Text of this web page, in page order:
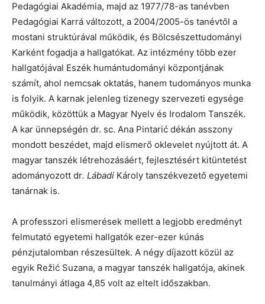
Pedagógiai Akadémia, majd az 1977/78-as tanévben
Pedagógiai Karrá változott, a 2004/2005-ös tanévtől a
mostani struktúrával működik, és Bölcsészettudományi
Karként fogadja a hallgatókat. Az intézmény több ezer
hallgatójával Eszék humántudományi központjának
számít, ahol nemcsak oktatás, hanem tudományos munka
is folyik. A karnak jelenleg tizenegy szervezeti egysége
működik, közöttük a Magyar Nyelv és Irodalom Tanszék.
A kar ünnepségén dr. sc. Ana Pintarić dékán asszony
mondott beszédet, majd elismerő oklevelet nyújtott át. A
magyar tanszék létrehozásáért, fejlesztésért kitüntetést
adományozott dr. Lábadi Károly tanszékvezető egyetemi
tanárnak is.
A professzori elismerések mellett a legjobb eredményt
felmutató egyetemi hallgatók ezer-ezer kúnás
pénzjutalomban részesültek. A négy díjazott közül az
egyik Režić Suzana, a magyar tanszék hallgatója, akinek
tanulmányi átlaga 4,85 volt az eltelt időszakban.